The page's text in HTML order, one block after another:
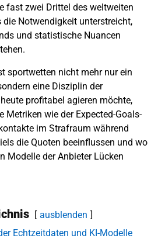
fast zwei Drittel des weltweiten
die Notwendigkeit unterstreicht,
und statistische Nuancen
sportwetten nicht mehr nur ein
eine Disziplin der
profitabel agieren möchte,
Metriken wie der Expected-Goals-
im Strafraum während
die Quoten beeinflussen und wo
Modelle der Anbieter Lücken
ausblenden
Echtzeitdaten und KI-Modelle